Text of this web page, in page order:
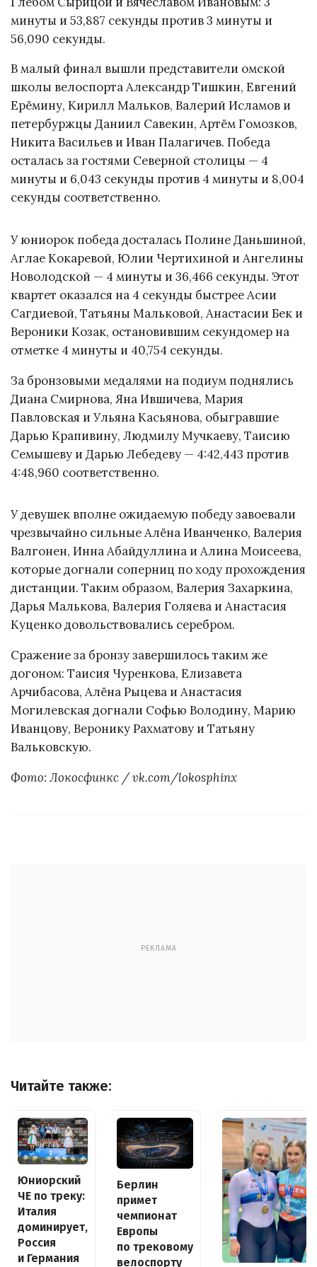
минуты и 53,887 секунды против 3 минуты и
56,090 секунды.
В малый финал вышли представители омской
школы велоспорта Александр Тишкин, Евгений
Ерёмину, Кирилл Мальков, Валерий Исламов и
петербуржцы Даниил Савекин, Артём Гомозков,
Никита Васильев и Иван Палагичев. Победа
осталась за гостями Северной столицы — 4
минуты и 6,043 секунды против 4 минуты и 8,004
секунды соответственно.
У юниорок победа досталась Полине Даньшиной,
Аглае Кокаревой, Юлии Чертихиной и Ангелины
Новолодской — 4 минуты и 36,466 секунды. Этот
квартет оказался на 4 секунды быстрее Асии
Сагдиевой, Татьяны Мальковой, Анастасии Бек и
Вероники Козак, остановившим секундомер на
отметке 4 минуты и 40,754 секунды.
За бронзовыми медалями на подиум поднялись
Диана Смирнова, Яна Ившичева, Мария
Павловская и Ульяна Касьянова, обыгравшие
Дарью Крапивину, Людмилу Мучкаеву, Таисию
Семышеву и Дарью Лебедеву — 4:42,443 против
4:48,960 соответственно.
У девушек вполне ожидаемую победу завоевали
чрезвычайно сильные Алёна Иванченко, Валерия
Валгонен, Инна Абайдуллина и Алина Моисеева,
которые догнали соперниц по ходу прохождения
дистанции. Таким образом, Валерия Захаркина,
Дарья Малькова, Валерия Голяева и Анастасия
Куценко довольствовались серебром.
Сражение за бронзу завершилось таким же
догоном: Таисия Чуренкова, Елизавета
Арчибасова, Алёна Рыцева и Анастасия
Могилевская догнали Софью Володину, Марию
Иванцову, Веронику Рахматову и Татьяну
Вальковскую.
Фото: Локосфинкс / vk.com/lokosphinx
РЕКЛАМА
Читайте также:
Юниорский
ЧЕ по треку:
Италия
доминирует,
Россия
и Германия
Берлин
примет
чемпионат
Европы
по трековому
велоспорту